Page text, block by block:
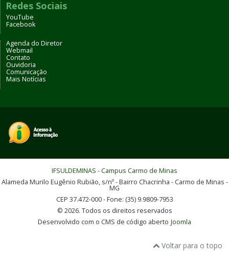
Redes Sociais
YouTube
Facebook
Agenda do Diretor
Webmail
Contato
Ouvidoria
Comunicação
Mais Notícias
IFSULDEMINAS - Campus Carmo de Minas
Alameda Murilo Eugênio Rubião, s/nº - Bairro Chacrinha - Carmo de Minas -
MG
CEP 37.472-000 - Fone: (35) 9.9809-7953
© 2026. Todos os direitos reservados
Desenvolvido com o CMS de código aberto Joomla
Voltar para o topo